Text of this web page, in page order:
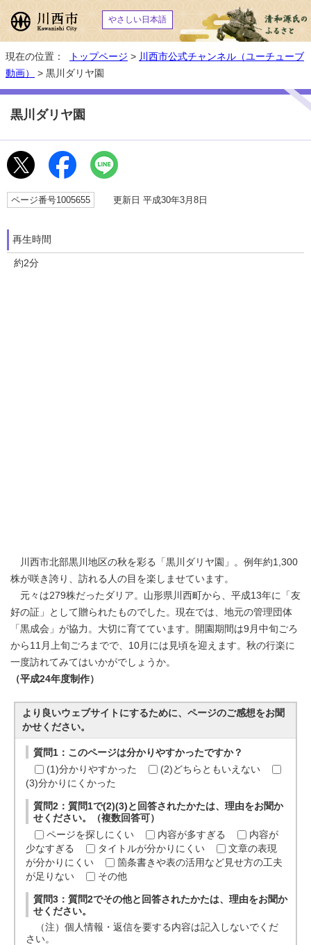
やさしい日本語
現在の位置： トップページ > 川西市公式チャンネル（ユーチューブ
動画）
> 黒川ダリヤ園
黒川ダリヤ園
ページ番号1005655 更新日 平成30年3月8日
再生時間
約2分
川西市北部黒川地区の秋を彩る「黒川ダリヤ園」。例年約1,300
株が咲き誇り、訪れる人の目を楽しませています。
元々は279株だったダリア。山形県川西町から、平成13年に「友
好の証」として贈られたものでした。現在では、地元の管理団体
「黒成会」が協力。大切に育てています。開園期間は9月中旬ごろ
から11月上旬ごろまでで、10月には見頃を迎えます。秋の行楽に
一度訪れてみてはいかがでしょうか。
（平成24年度制作）
より良いウェブサイトにするために、ページのご感想をお聞
かせください。
質問1：このページは分かりやすかったですか？
(1)分かりやすかった
(2)どちらともいえない
(3)分かりにくかった
質問2：質問1で(2)(3)と回答されたかたは、理由をお聞か
せください。（複数回答可）
ページを探しにくい
内容が多すぎる
内容が
少なすぎる
タイトルが分かりにくい
文章の表現
が分かりにくい
箇条書きや表の活用など見せ方の工夫
が足りない
その他
質問3：質問2でその他と回答されたかたは、理由をお聞か
せください。
（注）個人情報・返信を要する内容は記入しないでくだ
さい。